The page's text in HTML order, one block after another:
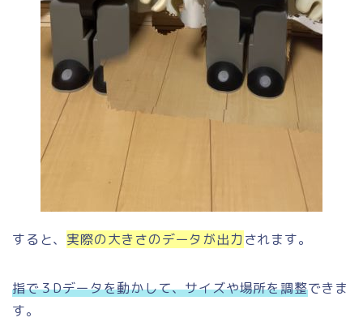
すると、 実際の大きさのデータが出力 されます。
指で３Dデータを動かして、サイズや場所を調整できま
す。